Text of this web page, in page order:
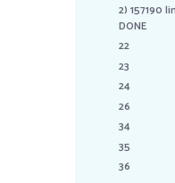
2) 157190
DONE
22
23
24
26
34
35
36